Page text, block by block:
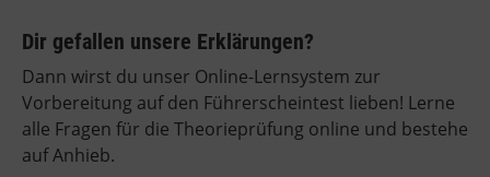
Dir gefallen unsere Erklärungen?
Dann wirst du unser Online-Lernsystem zur
Vorbereitung auf den Führerscheintest lieben! Lerne
alle Fragen für die Theorieprüfung online und bestehe
auf Anhieb.